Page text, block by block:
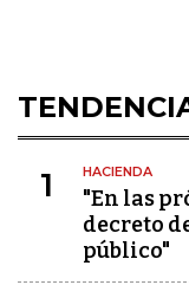
1 HACIENDA
"En las
decreto
público"